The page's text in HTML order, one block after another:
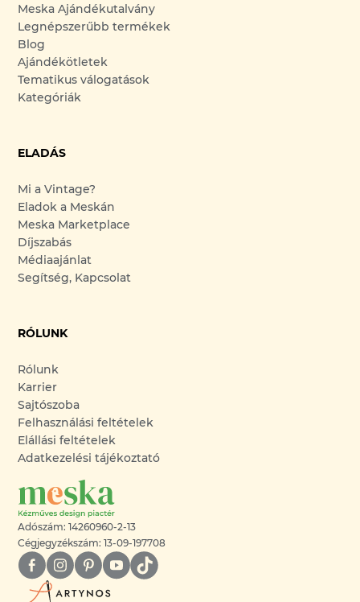
Meska Ajándékutalvány
Legnépszerűbb termékek
Blog
Ajándékötletek
Tematikus válogatások
Kategóriák
ELADÁS
Mi a Vintage?
Eladok a Meskán
Meska Marketplace
Díjszabás
Médiaajánlat
Segítség, Kapcsolat
RÓLUNK
Rólunk
Karrier
Sajtószoba
Felhasználási feltételek
Elállási feltételek
Adatkezelési tájékoztató
Adószám: 14260960-2-13
Cégjegyzékszám: 13-09-197708